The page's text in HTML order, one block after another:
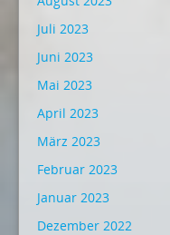
Juli 2023
Juni 2023
Mai 2023
April 2023
März 2023
Februar 2023
Januar 2023
Dezember 2022